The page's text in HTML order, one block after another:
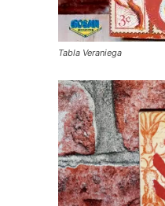
Tabla Veraniega